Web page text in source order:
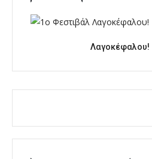
Λαγοκέφαλου!